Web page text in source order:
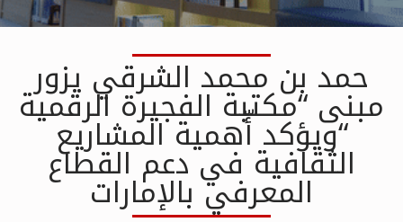
حمد بن محمد الشرقي يزور
مبنى “مكتبة الفجيرة الرقمية
“ويؤكد أّهمية المشاريع
الثقافية في دعم القطاع
المعرفي بالإمارات